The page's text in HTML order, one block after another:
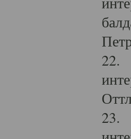
22.
23.